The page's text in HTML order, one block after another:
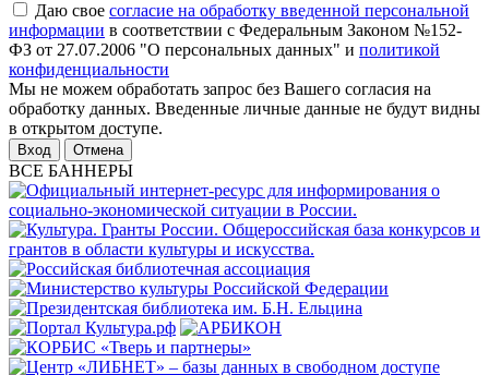
Даю свое согласие на обработку введенной персональной
информации в соответствии с Федеральным Законом №152-
ФЗ от 27.07.2006 "О персональных данных" и политикой
конфиденциальности
Мы не можем обработать запрос без Вашего согласия на
обработку данных. Введенные личные данные не будут видны
в открытом доступе.
Отмена
ВСЕ БАННЕРЫ